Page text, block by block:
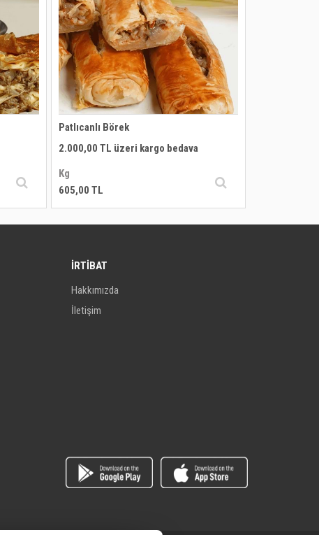
Patlıcanlı Börek
2.000,00 TL üzeri kargo bedava
Kg
605,00 TL
İRTİBAT
Hakkımızda
İletişim